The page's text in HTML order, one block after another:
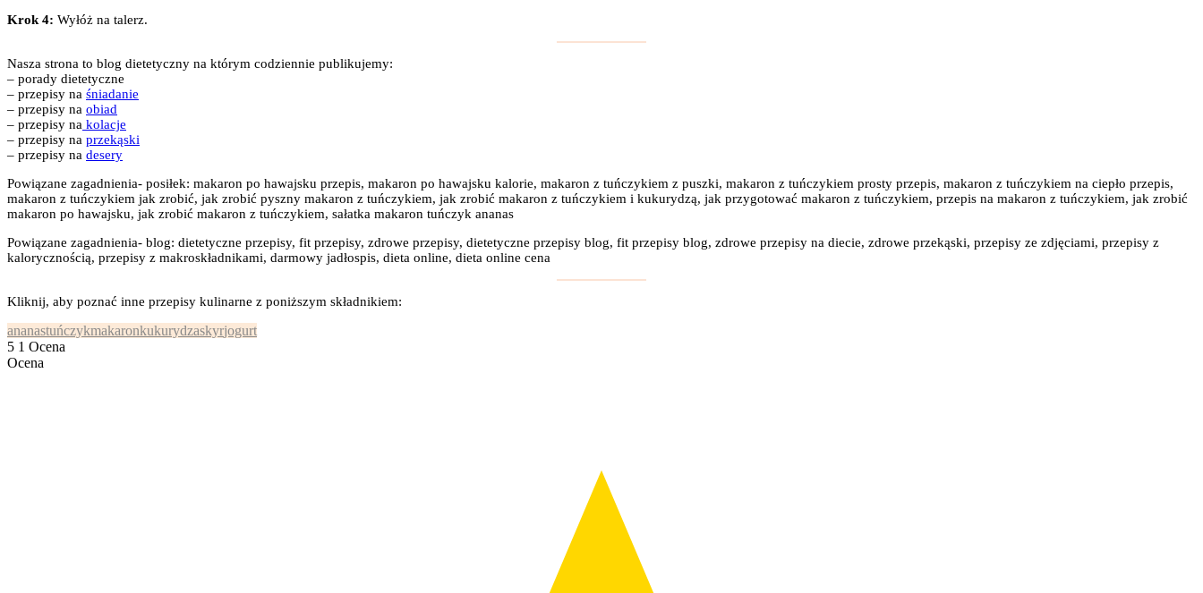
Krok 4: Wyłóż na talerz.
Nasza strona to blog dietetyczny na którym codziennie publikujemy:
– porady dietetyczne
– przepisy na śniadanie
– przepisy na obiad
– przepisy na kolacje
– przepisy na przekąski
– przepisy na desery
Powiązane zagadnienia- posiłek: makaron po hawajsku przepis, makaron po hawajsku kalorie, makaron z tuńczykiem z puszki, makaron z tuńczykiem prosty przepis, makaron z tuńczykiem na ciepło przepis,
makaron z tuńczykiem jak zrobić, jak zrobić pyszny makaron z tuńczykiem, jak zrobić makaron z tuńczykiem i kukurydzą, jak przygotować makaron z tuńczykiem, przepis na makaron z tuńczykiem, jak zrobić
makaron po hawajsku, jak zrobić makaron z tuńczykiem, sałatka makaron tuńczyk ananas
Powiązane zagadnienia- blog: dietetyczne przepisy, fit przepisy, zdrowe przepisy, dietetyczne przepisy blog, fit przepisy blog, zdrowe przepisy na diecie, zdrowe przekąski, przepisy ze zdjęciami, przepisy z
kalorycznością, przepisy z makroskładnikami, darmowy jadłospis, dieta online, dieta online cena
Kliknij, aby poznać inne przepisy kulinarne z poniższym składnikiem:
ananastuńczykmakaronkukurydzaskyrjogurt
5 1 Ocena
Ocena